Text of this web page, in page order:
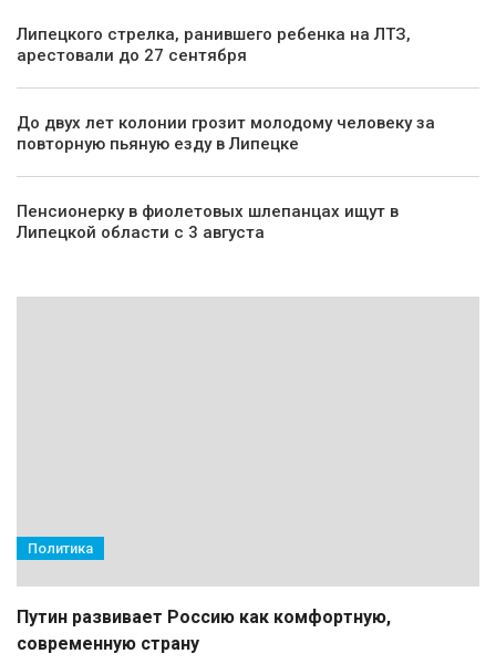
Липецкого стрелка, ранившего ребенка на ЛТЗ,
арестовали до 27 сентября
До двух лет колонии грозит молодому человеку за
повторную пьяную езду в Липецке
Пенсионерку в фиолетовых шлепанцах ищут в
Липецкой области с 3 августа
Политика
Путин развивает Россию как комфортную,
современную страну